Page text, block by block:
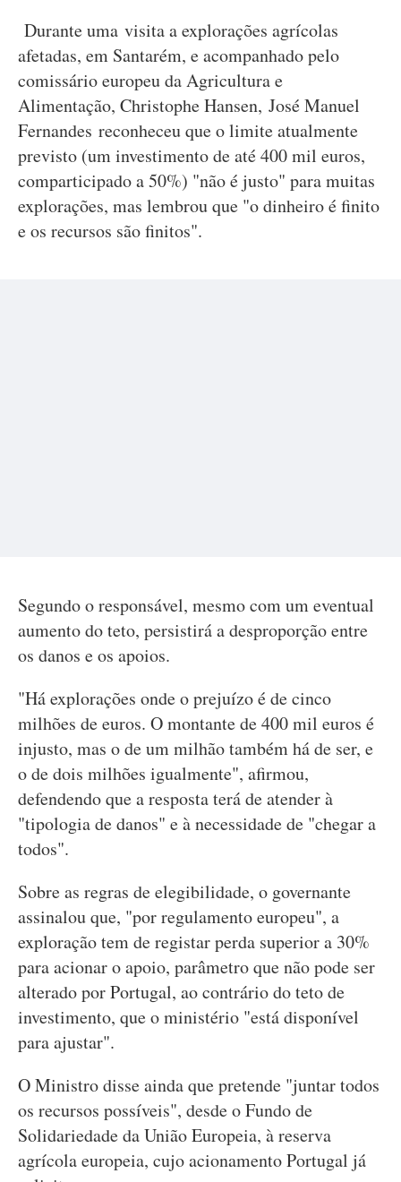
Durante uma visita a explorações agrícolas
afetadas, em Santarém, e acompanhado pelo
comissário europeu da Agricultura e
Alimentação, Christophe Hansen, José Manuel
Fernandes reconheceu que o limite atualmente
previsto (um investimento de até 400 mil euros,
comparticipado a 50%) "não é justo" para muitas
explorações, mas lembrou que "o dinheiro é finito
e os recursos são finitos".
Segundo o responsável, mesmo com um eventual
aumento do teto, persistirá a desproporção entre
os danos e os apoios.
"Há explorações onde o prejuízo é de cinco
milhões de euros. O montante de 400 mil euros é
injusto, mas o de um milhão também há de ser, e
o de dois milhões igualmente", afirmou,
defendendo que a resposta terá de atender à
"tipologia de danos" e à necessidade de "chegar a
todos".
Sobre as regras de elegibilidade, o governante
assinalou que, "por regulamento europeu", a
exploração tem de registar perda superior a 30%
para acionar o apoio, parâmetro que não pode ser
alterado por Portugal, ao contrário do teto de
investimento, que o ministério "está disponível
para ajustar".
O Ministro disse ainda que pretende "juntar todos
os recursos possíveis", desde o Fundo de
Solidariedade da União Europeia, à reserva
agrícola europeia, cujo acionamento Portugal já